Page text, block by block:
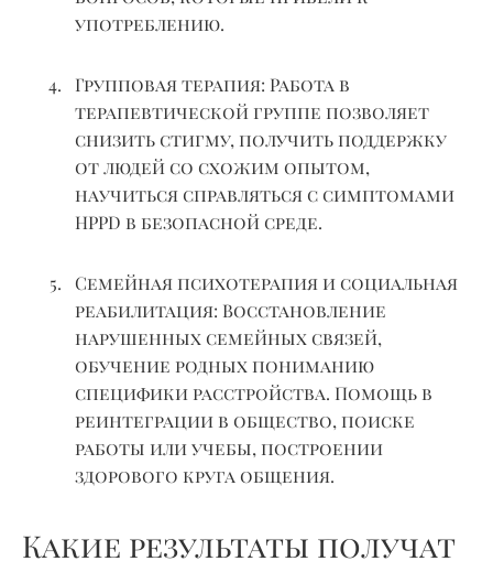
употреблению.
Групповая терапия: Работа в
терапевтической группе позволяет
снизить стигму, получить поддержку
от людей со схожим опытом,
научиться справляться с симптомами
HPPD в безопасной среде.
Семейная психотерапия и социальная
реабилитация: Восстановление
нарушенных семейных связей,
обучение родных пониманию
специфики расстройства. Помощь в
реинтеграции в общество, поиске
работы или учебы, построении
здорового круга общения.
Какие результаты получат